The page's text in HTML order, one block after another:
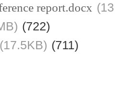
report.docx
(722)
(17.5KB) (711)